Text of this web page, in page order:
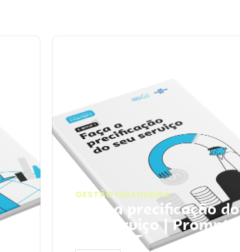
GESTÃO FINANCEIRA
Faça a precificação do
seu serviço | Prompts
ChatGPT